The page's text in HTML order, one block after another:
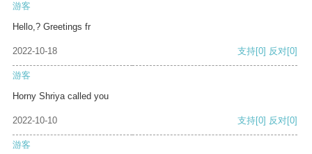
游客
Hello,? Greetings fr
2022-10-18 支持[0] 反对[0]
游客
Horny Shriya called you
2022-10-10 支持[0] 反对[0]
游客